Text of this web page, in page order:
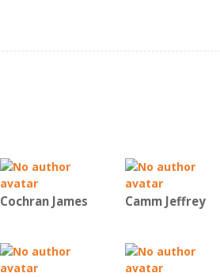
Cochran James Camm Jeffrey